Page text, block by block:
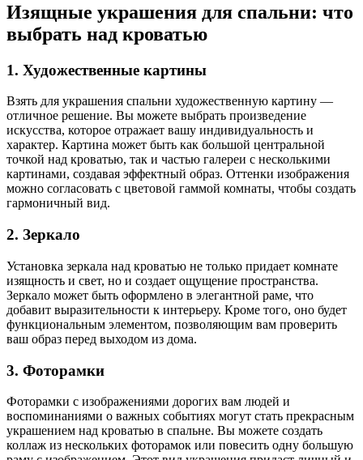
Изящные украшения для спальни: что
выбрать над кроватью
1. Художественные картины
Взять для украшения спальни художественную картину —
отличное решение. Вы можете выбрать произведение
искусства, которое отражает вашу индивидуальность и
характер. Картина может быть как большой центральной
точкой над кроватью, так и частью галереи с несколькими
картинами, создавая эффектный образ. Оттенки изображения
можно согласовать с цветовой гаммой комнаты, чтобы создать
гармоничный вид.
2. Зеркало
Установка зеркала над кроватью не только придает комнате
изящность и свет, но и создает ощущение пространства.
Зеркало может быть оформлено в элегантной раме, что
добавит выразительности к интерьеру. Кроме того, оно будет
функциональным элементом, позволяющим вам проверить
ваш образ перед выходом из дома.
3. Фоторамки
Фоторамки с изображениями дорогих вам людей и
воспоминаниями о важных событиях могут стать прекрасным
украшением над кроватью в спальне. Вы можете создать
коллаж из нескольких фоторамок или повесить одну большую